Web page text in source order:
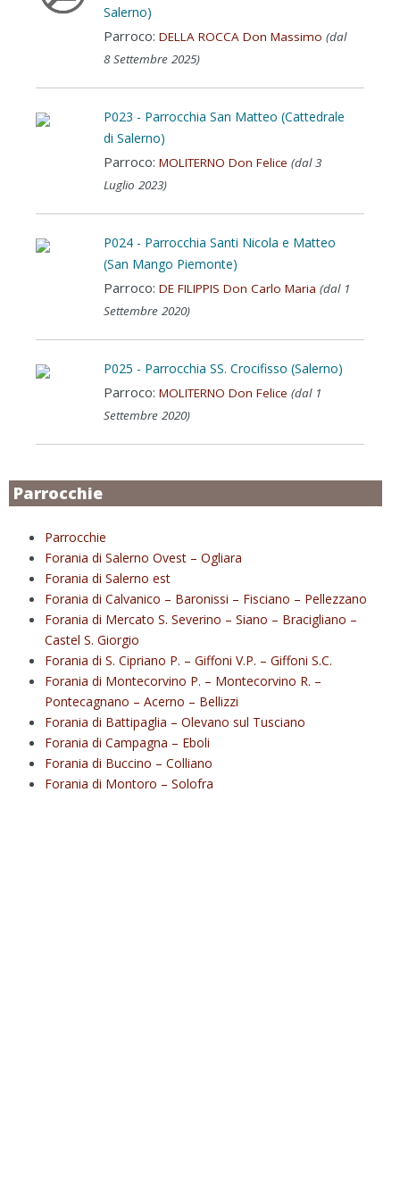
Salerno)
Parroco:DELLA ROCCA Don Massimo (dal
8 Settembre 2025)
P023 - Parrocchia San Matteo (Cattedrale
di Salerno)
Parroco:MOLITERNO Don Felice (dal 3
Luglio 2023)
P024 - Parrocchia Santi Nicola e Matteo
(San Mango Piemonte)
Parroco:DE FILIPPIS Don Carlo Maria (dal 1
Settembre 2020)
P025 - Parrocchia SS. Crocifisso (Salerno)
Parroco:MOLITERNO Don Felice (dal 1
Settembre 2020)
Parrocchie
Parrocchie
Forania di Salerno Ovest – Ogliara
Forania di Salerno est
Forania di Calvanico – Baronissi – Fisciano – Pellezzano
Forania di Mercato S. Severino – Siano – Bracigliano –
Castel S. Giorgio
Forania di S. Cipriano P. – Giffoni V.P. – Giffoni S.C.
Forania di Montecorvino P. – Montecorvino R. –
Pontecagnano – Acerno – Bellizzi
Forania di Battipaglia – Olevano sul Tusciano
Forania di Campagna – Eboli
Forania di Buccino – Colliano
Forania di Montoro – Solofra